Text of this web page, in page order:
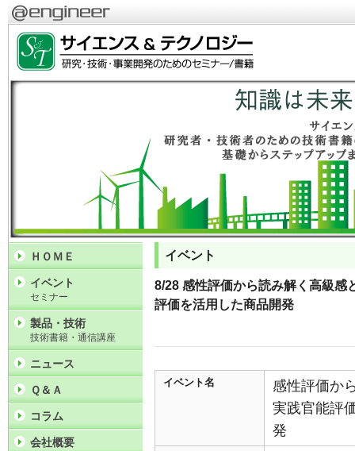
イベント
8/28 感性評価から読み解く高級感
評価を活用した商品開発
イベント名
感性評価か
実践官能評
発
ＨＯＭＥ
イベント
セミナー
製品・技術
技術書籍・通信講座
ニュース
Ｑ＆Ａ
コラム
会社概要